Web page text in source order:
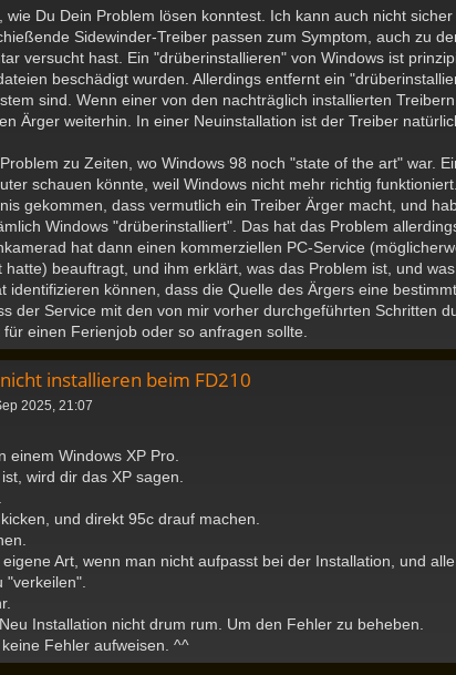
wie Du Dein Problem lösen konntest. Ich kann auch nicht
Sidewinder-Treiber passen zum Symptom, auch zu
versucht hast. Ein "drüberinstallieren" von Windows ist
beschädigt wurden. Allerdings entfernt ein
sind. Wenn einer von den nachträglich installierten
Ärger weiterhin. In einer Neuinstallation ist der Treiber
zu Zeiten, wo Windows 98 noch "state of the art" war.
schauen könnte, weil Windows nicht mehr richtig
gekommen, dass vermutlich ein Treiber Ärger macht, und
Windows "drüberinstalliert". Das hat das Problem
hat dann einen kommerziellen PC-Service
beauftragt, und ihm erklärt, was das Problem ist, und
identifizieren können, dass die Quelle des Ärgers eine
der Service mit den von mir vorher durchgeführten Schritten
einen Ferienjob oder so anfragen sollte.
installieren beim FD210
2025, 21:07
einem Windows XP Pro.
wird dir das XP sagen.
und direkt 95c drauf machen.
Art, wenn man nicht aufpasst bei der Installation, und
Installation nicht drum rum. Um den Fehler zu beheben.
Fehler aufweisen. ^^